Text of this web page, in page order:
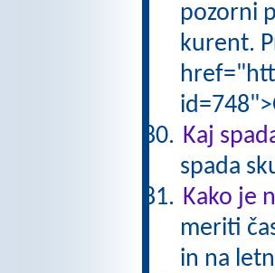
pozorni
kurent.
Kaj
spada
Kako je
meriti
in na